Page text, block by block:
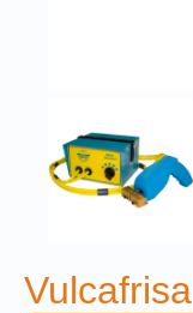
Vulcafrisa